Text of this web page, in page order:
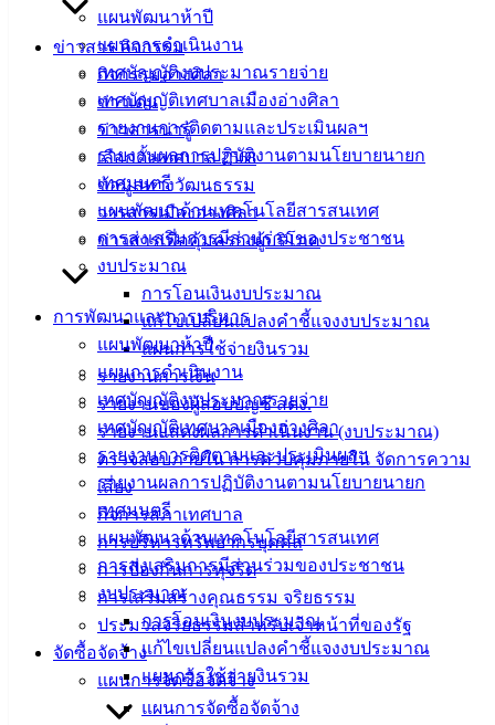
แผนพัฒนาห้าปี
แผนการดำเนินงาน
เทศบัญญัติงบประมาณรายจ่าย
เทศบัญญัติเทศบาลเมืองอ่างศิลา
รายงานการติดตามและประเมินผลฯ
รายงานผลการปฏิบัติงานตามนโยบายนายก
เทศมนตรี
แผนพัฒนาด้านเทคโนโลยีสารสนเทศ
การส่งเสริมการมีส่วนร่วมของประชาชน
งบประมาณ
การโอนเงินงบประมาณ
แก้ไขเปลี่ยนแปลงคำชี้แจงงบประมาณ
แผนการใช้จ่ายงินรวม
รายงานการเงิน
รายงานของผู้สอบบัญชี สตง.
รายงานแสดงผลการดำเนินงาน (งบประมาณ)
ตรวจสอบภายใน การควบคุมภายใน จัดการความ
เสี่ยง
กิจการสภาเทศบาล
การบริหารทรัพยากรบุคคล
การป้องกันการทุจริต
การเสริมสร้างคุณธรรม จริยธรรม
ประมวลจริยธรรมสำหรับเจ้าหน้าที่ของรัฐ
จัดซื้อจัดจ้าง
แผนการจัดซื้อจัดจ้าง
แผนการจัดซื้อจัดจ้าง
ข่าวสาร กิจกรรม
กิจกรรมอ่างศิลา
ข่าวเด่น
ข่าวสารน่ารู้
เลือกตั้งเทศบาล 2568
ข้อมูลทางวัฒนธรรม
วารสารเมืองอ่างศิลา
ข่าวสารเพื่อคุ้มครองผู้บริโภค
การพัฒนาและการบริหาร
แผนพัฒนาห้าปี
แผนการดำเนินงาน
เทศบัญญัติงบประมาณรายจ่าย
เทศบัญญัติเทศบาลเมืองอ่างศิลา
รายงานการติดตามและประเมินผลฯ
รายงานผลการปฏิบัติงานตามนโยบายนายก
เทศมนตรี
แผนพัฒนาด้านเทคโนโลยีสารสนเทศ
การส่งเสริมการมีส่วนร่วมของประชาชน
งบประมาณ
การโอนเงินงบประมาณ
แก้ไขเปลี่ยนแปลงคำชี้แจงงบประมาณ
แผนการใช้จ่ายงินรวม
เทศบาล
เมืองอ่าง
เทศบาลเมือง
อ่างศิลา 90/338
ม.3 ต.เสม็ด
อ.เมือง จ.ชลบุรี
038-
142-100-104
บริการ
ประชาชน
ดาวน์โหลด
แบบ
ฟอร์ม,
เอกสาร
คู่มือ